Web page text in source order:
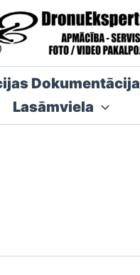
Dokumentācija
Lasāmviela